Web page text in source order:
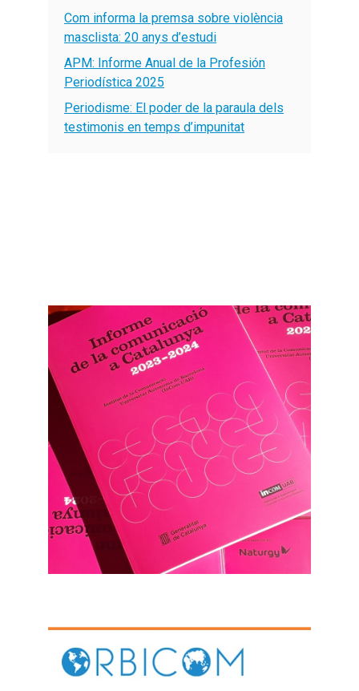
Com informa la premsa sobre violència
masclista: 20 anys d’estudi
APM: Informe Anual de la Profesión
Periodística 2025
Periodisme: El poder de la paraula dels
testimonis en temps d’impunitat